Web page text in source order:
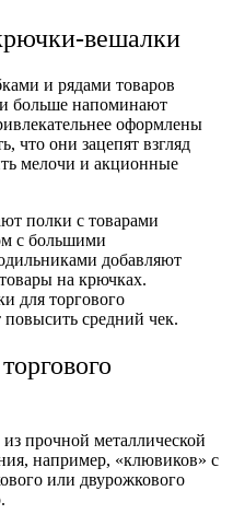
вешалки
и рядами товаров
больше напоминают
оформлены
что они зацепят взгляд
мелочи и акционные
полки с товарами
с большими
добавляют
на крючках.
для торгового
повысить средний чек.
прочной металлической
например, «клювиков» с
или двурожкового